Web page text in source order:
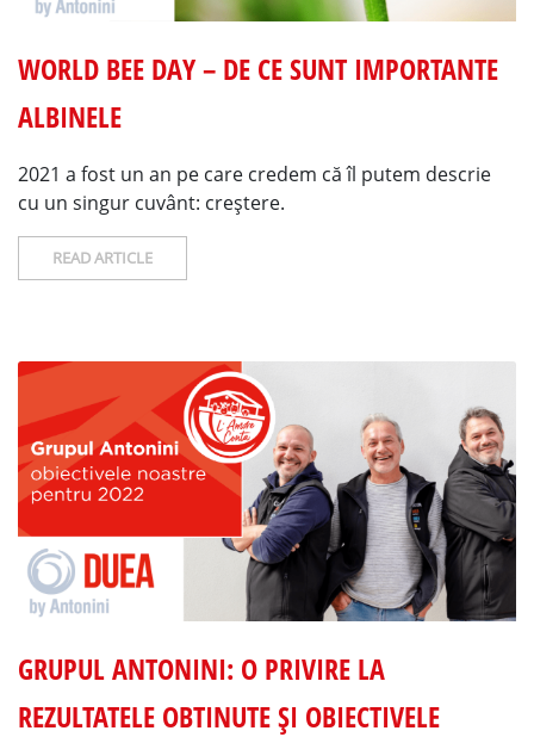
WORLD BEE DAY – DE CE SUNT IMPORTANTE
ALBINELE
2021 a fost un an pe care credem că îl putem descrie
cu un singur cuvânt: creștere.
READ ARTICLE
GRUPUL ANTONINI: O PRIVIRE LA
REZULTATELE OBTINUTE ȘI OBIECTIVELE